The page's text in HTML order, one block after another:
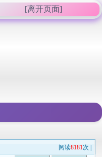
[离开页面]
阅读8181次 |